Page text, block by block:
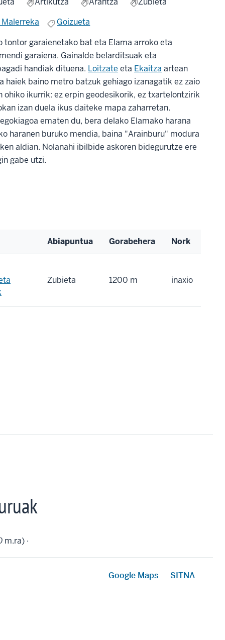
Goizueta
tontor garaienetako bat eta Elama arroko eta
garaiena. Gainalde belarditsuak eta
handiak dituena. Loitzate eta Ekaitza artean
haiek baino metro batzuk gehiago izanagatik ez zaio
ohiko ikurrik: ez erpin geodesikorik, ez txartelontzirik
izan duela ikus daiteke mapa zaharretan.
ematen du, bera delako Elamako harana
haranen buruko mendia, baina "Arainburu" modura
aldian. Nolanahi ibilbide askoren bidegurutze ere
gabe utzi.
Abiapuntua Gorabehera Nork
Zubieta 1200 m inaxio
m.ra) ·
Google Maps SITNA